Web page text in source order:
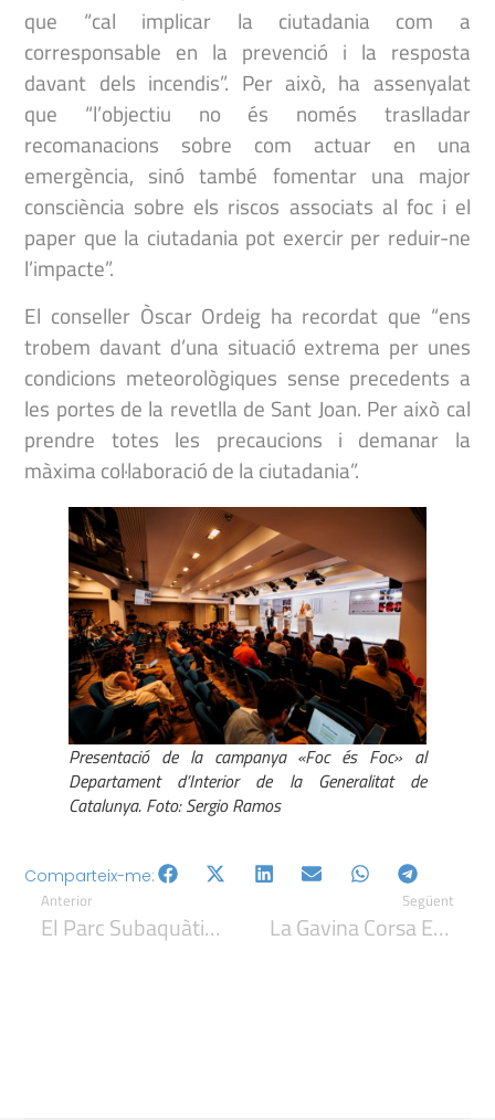
que “cal implicar la ciutadania com a
corresponsable en la prevenció i la resposta
davant dels incendis”. Per això, ha assenyalat
que “l’objectiu no és només traslladar
recomanacions sobre com actuar en una
emergència, sinó també fomentar una major
consciència sobre els riscos associats al foc i el
paper que la ciutadania pot exercir per reduir-ne
l’impacte”.
El conseller Òscar Ordeig ha recordat que “ens
trobem davant d’una situació extrema per unes
condicions meteorològiques sense precedents a
les portes de la revetlla de Sant Joan. Per això cal
prendre totes les precaucions i demanar la
màxima col·laboració de la ciutadania”.
Presentació de la campanya «Foc és Foc» al
Departament d’Interior de la Generalitat de
Catalunya. Foto: Sergio Ramos
Comparteix-me:
Anterior
El Parc Subaquàtic Del Port De Tarragona Impulsa L’alfabetització Oceànica A La Ciutadania
Següent
La Gavina Corsa En Perill D’extinció A Catalunya